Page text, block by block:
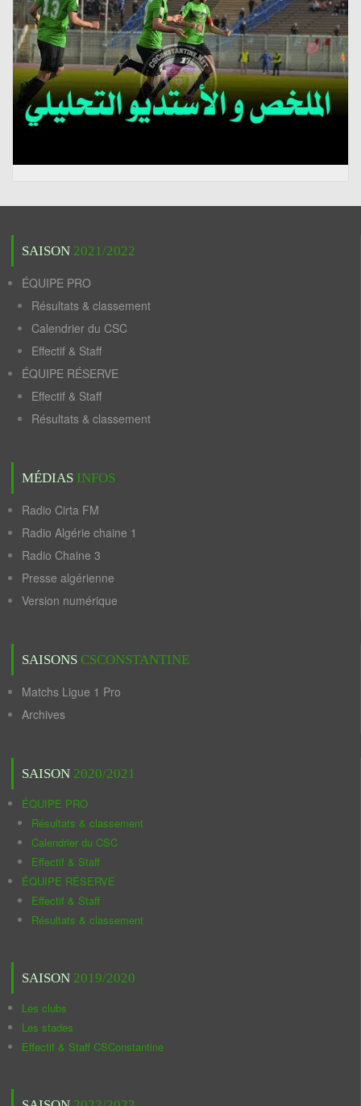
SAISON 2021/2022
ÉQUIPE PRO
Résultats & classement
Calendrier du CSC
Effectif & Staff
ÉQUIPE RÉSERVE
Effectif & Staff
Résultats & classement
MÉDIAS INFOS
Radio Cirta FM
Radio Algérie chaine 1
Radio Chaine 3
Presse algérienne
Version numérique
SAISONS CSCONSTANTINE
Matchs Ligue 1 Pro
Archives
SAISON 2020/2021
ÉQUIPE PRO
Résultats & classement
Calendrier du CSC
Effectif & Staff
ÉQUIPE RÉSERVE
Effectif & Staff
Résultats & classement
SAISON 2019/2020
Les clubs
Les stades
Effectif & Staff CSConstantine